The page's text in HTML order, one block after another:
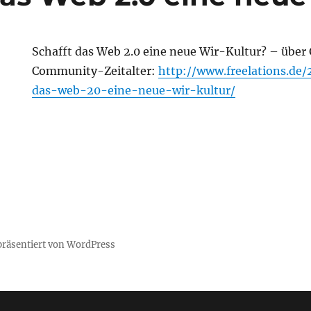
Schafft das Web 2.0 eine neue Wir-Kultur? –
Community-Zeitalter:http://
das-web-20-eine-neue-wir-kultur/
von WordPress